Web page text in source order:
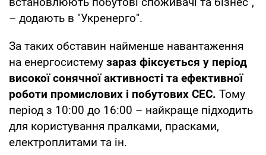
– додають в "Укренерго".
За таких обставин найменше навантаження
на енергосистему зараз фіксується у період
високої сонячної активності та ефективної
роботи промислових і побутових СЕС. Тому
період з 10:00 до 16:00 – найкраще підходить
для користування пралками, прасками,
електроплитами та ін.